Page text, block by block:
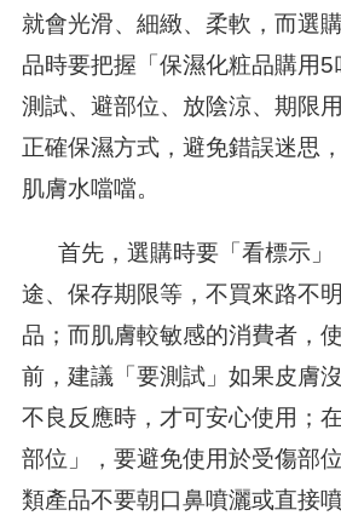
就會光滑、細緻、柔軟，而選
品時要把握「保濕化粧品購用
測試、避部位、放陰涼、期限
正確保濕方式，避免錯誤迷思
肌膚水噹噹。
首先，選購時要「看標示」
途、保存期限等，不買來路不
品；而肌膚較敏感的消費者，
前，建議「要測試」如果皮膚
不良反應時，才可安心使用；
部位」，要避免使用於受傷部
類產品不要朝口鼻噴灑或直接